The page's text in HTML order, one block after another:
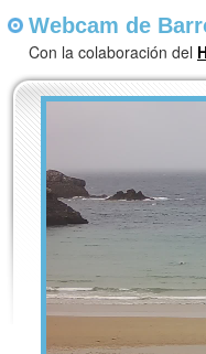
Webcam de
Con la colaboración del